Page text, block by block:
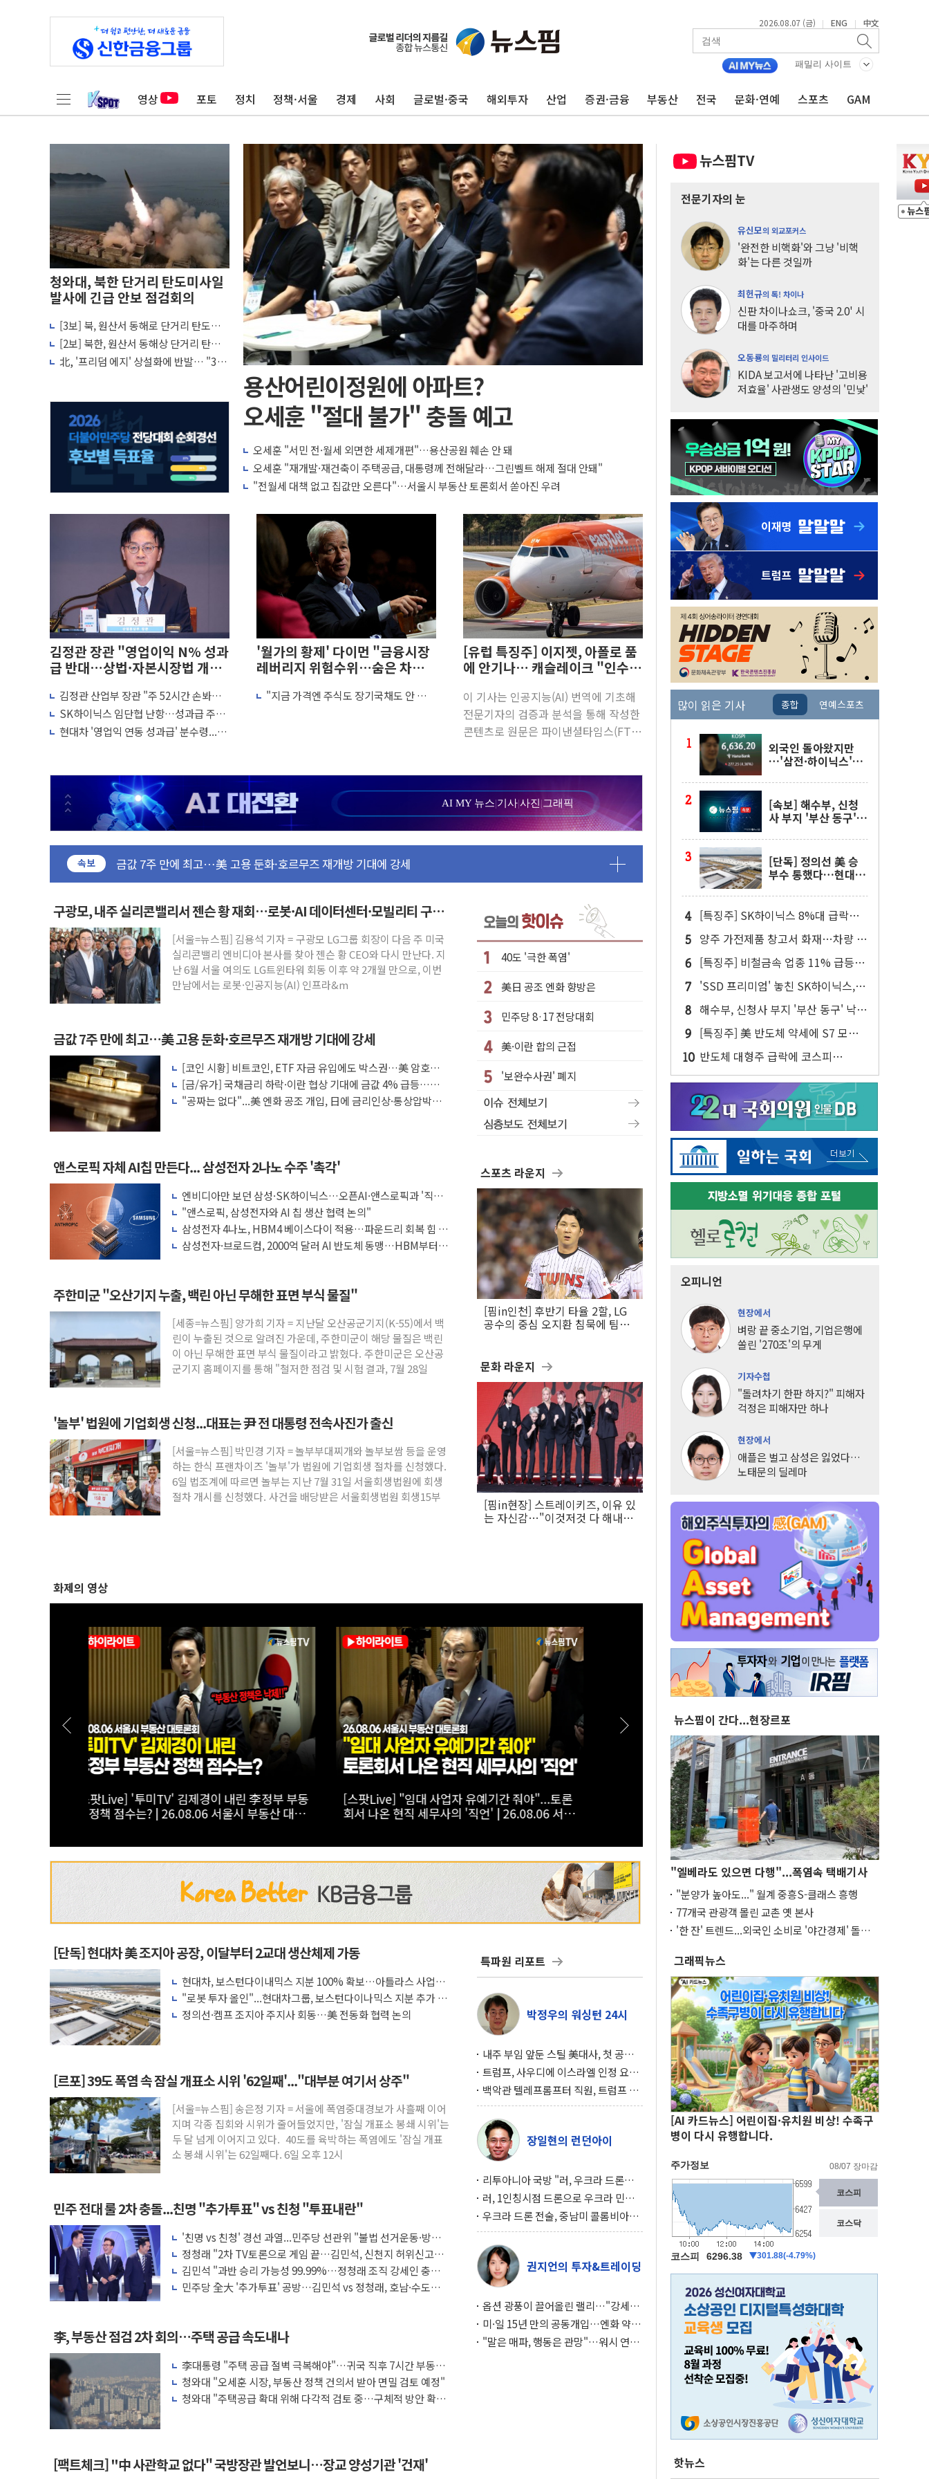
2026.08.07 (금) | ENG | 中文
패밀리 사이트
영상 포토 정치 정책·서울 경제 사회 글로벌·중국 해외투자 산업 증권·금융 부동산 전국 문화·연예 스포츠 GAM
청와대, 북한 단거리 탄도미사일
발사에 긴급 안보 점검회의
[3보] 북, 원산서 동해로 단거리 탄도미
사일 1발 발사… 올해 10번째·42일 만
도발
[2보] 북한, 원산서 동해상 단거리 탄도
미사일 발사
北, '프리덤 에지' 상설화에 반발… "3각
용산어린이정원에 아파트?
오세훈 "절대 불가" 충돌 예고
오세훈 "서민 전·월세 외면한 세제개편"…용산공원 훼손 안 돼
오세훈 "재개발·재건축이 주택공급, 대통령께 전해달라…그린벨트 해제 절대 안돼"
"전월세 대책 없고 집값만 오른다"…서울시 부동산 토론회서 쏟아진 우려
김정관 장관 "영업이익 N% 성과
급 반대…상법·자본시장법 개정
김정관 산업부 장관 "주 52시간 손봐야,
경쟁상대 中과 비교해야"
SK하이닉스 임단협 난항…성과급 주식
지급·적자 시 임금 조정 갈등
현대차 '영업익 연동 성과급' 분수령...제
'월가의 황제' 다이먼 "금융시장
레버리지 위험수위…숨은 차입
"지금 가격엔 주식도 장기국채도 안 산
[유럽 특징주] 이지젯, 아폴로 품
에 안기나… 캐슬레이크 "인수
이 기사는 인공지능(AI) 번역에 기초해
전문기자의 검증과 분석을 통해 작성한
콘텐츠로 원문은 파이낸셜타임스(FT)
AI MY 뉴스|기사|사진 |그래픽
속보
유럽증시, 견조한 실적 소화하며 대부분 상승… "2분기 기업 순이익 21% 증가" 전망
리투아니아 국방 "러, 우크라 드론으로 나토 회원국 공격 검토… 거짓 깃발 작전"
구광모, 내주 실리콘밸리서 젠슨 황 재회…로봇·AI 데이터센터·모빌리티 구체화
김정관 장관 "영업이익 N% 성과급 반대…상법·자본시장법 개정 논의"
뉴욕증시 프리뷰, 미 주가선물 AI주 차익실현 속 혼조세...웨스턴디지털·샌디스크↓
청와대, 북한 단거리 탄도미사일 발사에 긴급 안보 점검회의
금값 7주 만에 최고…美 고용 둔화·호르무즈 재개방 기대에 강세
[인도증시] 중동 긴장 완화에 실적 호조까지, 상승...호실적 보고 기업 상승세 뚜렷
러, 1인칭시점 드론으로 우크라 민간인 '사파리' 공격… 시민들 공포감 극대화 전략
[베트남 증시] 지수 하락 속 'DGC' 임시 주총 기대감에 홀로 상한가…마진 잔액은 사상 최고
'월가의 황제' 다이먼 "금융시장 레버리지 위험수위…숨은 차입이 더 큰 변수"
양주 섬유염색공장서 화재 1명 중상…대응 1단계 진압 중
김정관 산업부 장관 "주 52시간 손봐야, 경쟁상대 中과 비교해야"
해군 1함대 창설 80주년…지역과 함께하는 '선봉'의 대민 봉사
[3보] 북, 원산서 동해로 단거리 탄도미사일 1발 발사… 올해 10번째·42일 만 도발
우크라 드론 전술, 중남미 콜롬비아에 새 안보 위기… 반군·마약카르텔이 습득해 전투 활용
동해해경, 독도 해상서 부유물 감긴 어선 구조
주한미군 "오산기지 누출, 백린 아닌 무해한 표면 부식 물질"
구미 폐염산처리업체서 불 2시간30여분만에 진화...외국인 노동자 숨져
구광모, 내주 실리콘밸리서 젠슨 황 재회…로봇·AI 데이터센터·모빌리티 구체
화
[서울=뉴스핌] 김용석 기자 = 구광모 LG그룹 회장이 다음 주 미국
실리콘밸리 엔비디아 본사를 찾아 젠슨 황 CEO와 다시 만난다. 지
난 6월 서울 여의도 LG트윈타워 회동 이후 약 2개월 만으로, 이번
만남에서는 로봇·인공지능(AI) 인프라&m
금값 7주 만에 최고…美 고용 둔화·호르무즈 재개방 기대에 강세
[코인 시황] 비트코인, ETF 자금 유입에도 박스권…美 암호화폐
법안 처리 여부도 변수
[금/유가] 국채금리 하락·이란 협상 기대에 금값 4% 급등…유
가 혼조
"공짜는 없다"...美 엔화 공조 개입, 日에 금리인상·통상압박으
앤스로픽 자체 AI칩 만든다... 삼성전자 2나노 수주 '촉각'
엔비디아만 보던 삼성·SK하이닉스…오픈AI·앤스로픽과 '직거
래'한다
"앤스로픽, 삼성전자와 AI 칩 생산 협력 논의"
삼성전자 4나노, HBM4 베이스다이 적용…파운드리 회복 힘 싣
는다
삼성전자·브로드컴, 2000억 달러 AI 반도체 동맹…HBM부터 2
주한미군 "오산기지 누출, 백린 아닌 무해한 표면 부식 물질"
[세종=뉴스핌] 양가희 기자 = 지난달 오산공군기지(K-55)에서 백
린이 누출된 것으로 알려진 가운데, 주한미군이 해당 물질은 백린
이 아닌 무해한 표면 부식 물질이라고 밝혔다. 주한미군은 오산공
군기지 홈페이지를 통해 "철저한 점검 및 시험 결과, 7월 28일
'놀부' 법원에 기업회생 신청...대표는 尹 전 대통령 전속사진가 출신
[서울=뉴스핌] 박민경 기자 = 놀부부대찌개와 놀부보쌈 등을 운영
하는 한식 프랜차이즈 '놀부'가 법원에 기업회생 절차를 신청했다.
6일 법조계에 따르면 놀부는 지난 7월 31일 서울회생법원에 회생
절차 개시를 신청했다. 사건을 배당받은 서울회생법원 회생15부
40도 '극한 폭염'
美日 공조 엔화 향방은
민주당 8·17 전당대회
美·이란 합의 근접
'보완수사권' 폐지
스포츠 라운지
[핌in인천] 후반기 타율 2할, LG
공수의 중심 오지환 침묵에 팀도
문화 라운지
[핌in현장] 스트레이키즈, 이유 있
는 자신감…"이것저것 다 해내는
화제의 영상
[스팟Live] "전셋집 구하려다 월세 선택"...사회
에 첫발 내디딘 청년의 한탄 | 26.08.06 서울시
[스팟Live] *풀영상* 이준석, 보완수사권 폐지에
"민주당 개악입법, 불안감 가중시켜"｜
[스팟Live] 현직 공인중개사가 말하는 전월세 세
입자들이 맞닥뜨릴 현실 | 26.08.06 서울시 부동
산 대토론회
[단독] 현대차 美 조지아 공장, 이달부터 2교대 생산체제 가동
현대차, 보스턴다이내믹스 지분 100% 확보…아틀라스 사업화
가속
"로봇 투자 올인"...현대차그룹, 보스턴다이나믹스 지분 추가 인
수
정의선·켐프 조지아 주지사 회동…美 전동화 협력 논의
[르포] 39도 폭염 속 잠실 개표소 시위 '62일째'..."대부분 여기서 상주"
[서울=뉴스핌] 송은정 기자 = 서울에 폭염중대경보가 사흘째 이어
지며 각종 집회와 시위가 줄어들었지만, '잠실 개표소 봉쇄 시위'는
두 달 넘게 이어지고 있다. 40도를 육박하는 폭염에도 '잠실 개표
소 봉쇄 시위'는 62일째다. 6일 오후 12시
민주 전대 룰 2차 충돌...친명 "추가투표" vs 친청 "투표내란"
'친명 vs 친청' 경선 과열...민주당 선관위 "불법 선거운동·방해
행위 엄중 제재"
정청래 "2차 TV토론으로 게임 끝…김민석, 신천지 허위신고에
배신 사과 안 해"
김민석 "과반 승리 가능성 99.99%…정청래 조직 강세인 충청
·PK서 선방"
민주당 全大 '추가투표' 공방…김민석 vs 정청래, 호남·수도권
李, 부동산 점검 2차 회의…주택 공급 속도내나
李대통령 "주택 공급 절벽 극복해야"…귀국 직후 7시간 부동산
·증시 점검회의
청와대 "오세훈 시장, 부동산 정책 건의서 받아 면밀 검토 예정"
청와대 "주택공급 확대 위해 다각적 검토 중…구체적 방안 확정
[팩트체크] "中 사관학교 없다" 국방장관 발언보니…장교 양성기관 '건재'
특파원 리포트
박정우의 워싱턴 24시
내주 부임 앞둔 스틸 美대사, 첫 공개
행사서 "한미동맹 강화 최우선 과제"
트럼프, 사우디에 이스라엘 인정 요
구…원자력 협정 서명 하루 만에 좌초
위기
백악관 텔레프롬프터 직원, 트럼프 연
설 미리 보고 베팅 시장서 10만달러 챙
겨
장일현의 런던아이
리투아니아 국방 "러, 우크라 드론으
로 나토 회원국 공격 검토… 거짓 깃발
작전"
러, 1인칭시점 드론으로 우크라 민간
인 '사파리' 공격… 시민들 공포감 극
대화 전략
우크라 드론 전술, 중남미 콜롬비아에
새 안보 위기… 반군·마약카르텔이 습
득해 전투 활용
권지언의 투자&트레이딩
옵션 광풍이 끌어올린 랠리…"강세장
이면에 과열 경고등"
미·일 15년 만의 공동개입…엔화 약세
와의 싸움은 끝나지 않았다
"말은 매파, 행동은 관망"…워시 연준,
뉴스핌TV
전문기자의 눈
유신모의 외교포커스
'완전한 비핵화'와 그냥 '비핵
화'는 다른 것일까
최헌규의 톡! 차이나
신판 차이나쇼크, '중국 2.0' 시
대를 마주하며
오동룡의 밀리터리 인사이드
KIDA 보고서에 나타난 '고비용
저효율' 사관생도 양성의 '민낯'
많이 읽은 기사 종합 연예스포츠
외국인 돌아왔지만
…'삼전·하이닉스'는
[속보] 해수부, 신청
사 부지 '부산 동구'
[단독] 정의선 美 승
부수 통했다…현대차
동
[특징주] SK하이닉스 8%대 급락…
주주환원·솔리다임 이슈 부각
양주 가전제품 창고서 화재…차량 3
대·건물 1동 전소
[특징주] 비철금속 업종 11% 급등…
구리 가격 상승 전망 부각
'SSD 프리미엄' 놓친 SK하이닉스,
솔리다임 띄운다
해수부, 신청사 부지 '부산 동구' 낙
점…북항 1단계 재개발 부지에 짓는
다
[특징주] 美 반도체 약세에 S7 모두
'파란불'
반도체 대형주 급락에 코스피
4%↓…매도 사이드카 발동
오피니언
현장에서
벼랑 끝 중소기업, 기업은행에
쏠린 '270조'의 무게
기자수첩
"돌려차기 한판 하지?" 피해자
걱정은 피해자만 하나
현장에서
애플은 벌고 삼성은 잃었다…
노태문의 딜레마
뉴스핌이 간다...현장르포
"엘베라도 있으면 다행"...폭염속 택배기사
"분양가 높아도..." 월계 중흥S-클래스 흥행
77개국 관광객 몰린 교촌 옛 본사
'한 잔' 트렌드...외국인 소비로 '야간경제' 돌파
그래픽뉴스
[AI 카드뉴스] 어린이집·유치원 비상! 수족구
병이 다시 유행합니다.
핫뉴스